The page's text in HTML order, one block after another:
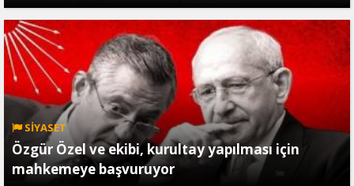
SİYASET
Özgür Özel ve ekibi, kurultay yapılması için
mahkemeye başvuruyor